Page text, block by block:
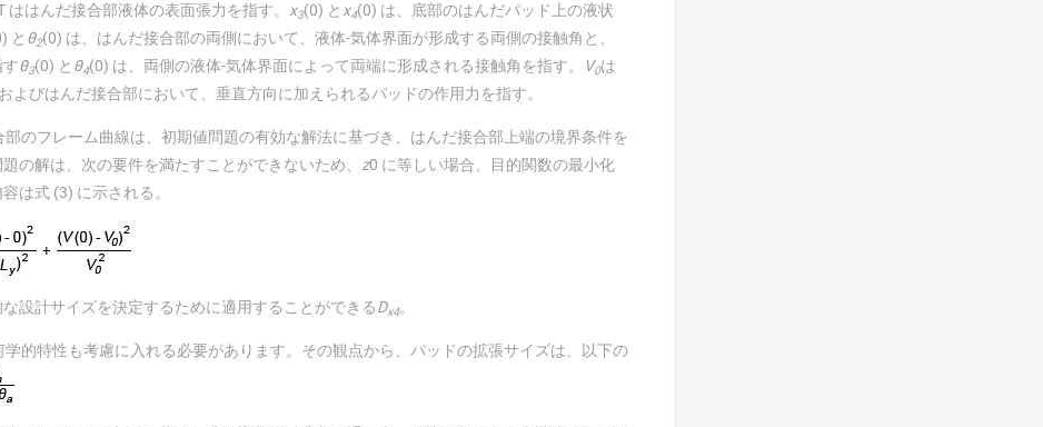
はんだ接合部液体の表面張力を指す。 x3(0) と x4(0) は、底部のはんだパッド上の液状
と θ2(0) は、はんだ接合部の両側において、液体‐気体界面が形成する両側の接触角と、
θ3(0) と θ4(0) は、両側の液体-気体界面によって両端に形成される接触角を指す。 V0は
よびはんだ接合部において、垂直方向に加えられるパッドの作用力を指す。
のフレーム曲線は、初期値問題の有効な解法に基づき、はんだ接合部上端の境界条件を
の解は、次の要件を満たすことができないため、 z0 に等しい場合、目的関数の最小化
は式 (3) に示される。
設計サイズを決定するために適用することができるDx4。
的特性も考慮に入れる必要があります。その観点から、パッドの拡張サイズは、以下の